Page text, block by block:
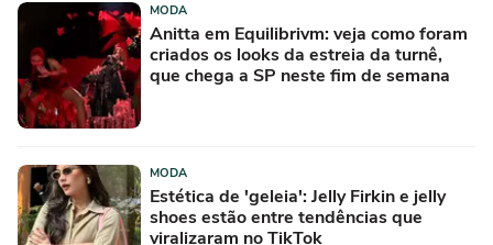
MODA
Anitta em Equilibrivm: veja como foram
criados os looks da estreia da turnê,
que chega a SP neste fim de semana
MODA
Estética de 'geleia': Jelly Firkin e jelly
shoes estão entre tendências que
viralizaram no TikTok